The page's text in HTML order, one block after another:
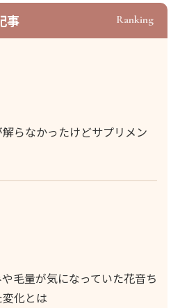
事 Ranking
らなかったけどサプリメン
毛量が気になっていた花音ち
化とは